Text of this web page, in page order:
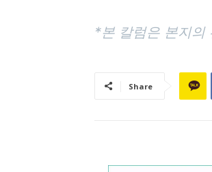
*본 칼럼은 본지의
Share